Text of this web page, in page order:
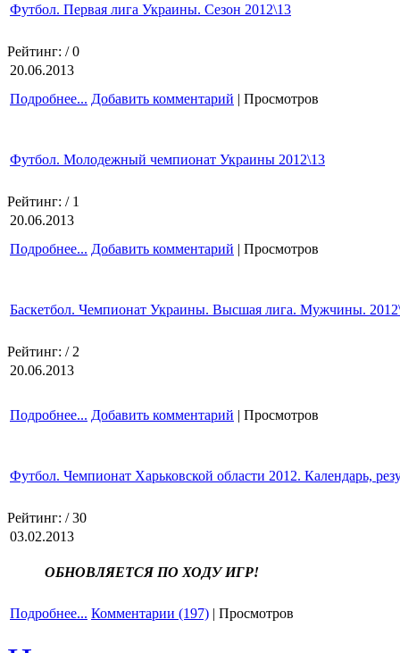
Футбол. Первая лига Украины. Сезон 2012\13
Рейтинг: / 0
20.06.2013
Подробнее... Добавить комментарий | Просмотров
Футбол. Молодежный чемпионат Украины 2012\13
Рейтинг: / 1
20.06.2013
Подробнее... Добавить комментарий | Просмотров
Баскетбол. Чемпионат Украины. Высшая лига. Мужчины.
Рейтинг: / 2
20.06.2013
Подробнее... Добавить комментарий | Просмотров
Футбол. Чемпионат Харьковской области 2012. Календарь,
Рейтинг: / 30
03.02.2013
ОБНОВЛЯЕТСЯ ПО ХОДУ ИГР!
Подробнее... Комментарии (197) | Просмотров